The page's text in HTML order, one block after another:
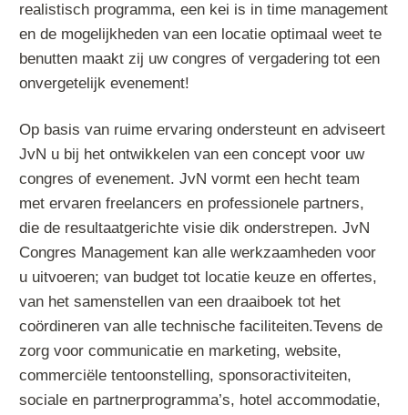
realistisch programma, een kei is in time management
en de mogelijkheden van een locatie optimaal weet te
benutten maakt zij uw congres of vergadering tot een
onvergetelijk evenement!
Op basis van ruime ervaring ondersteunt en adviseert
JvN u bij het ontwikkelen van een concept voor uw
congres of evenement. JvN vormt een hecht team
met ervaren freelancers en professionele partners,
die de resultaatgerichte visie dik onderstrepen. JvN
Congres Management kan alle werkzaamheden voor
u uitvoeren; van budget tot locatie keuze en offertes,
van het samenstellen van een draaiboek tot het
coördineren van alle technische faciliteiten.Tevens de
zorg voor communicatie en marketing, website,
commerciële tentoonstelling, sponsoractiviteiten,
sociale en partnerprogramma’s, hotel accommodatie,